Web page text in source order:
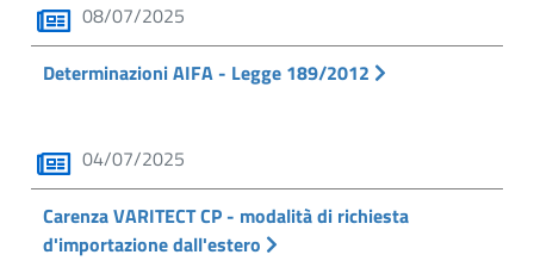
08/07/2025
Determinazioni AIFA - Legge 189/2012
04/07/2025
Carenza VARITECT CP - modalità di richiesta
d'importazione dall'estero